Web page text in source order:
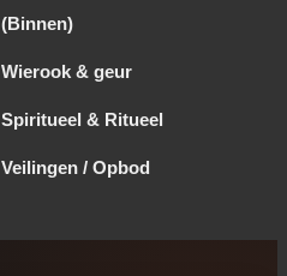
(Binnen)
Wierook & geur
Spiritueel & Ritueel
Veilingen / Opbod